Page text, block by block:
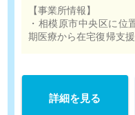
夜勤手当
【事業所情報】
・相模原市中央区に位
期医療から在宅復帰支
詳細を見る